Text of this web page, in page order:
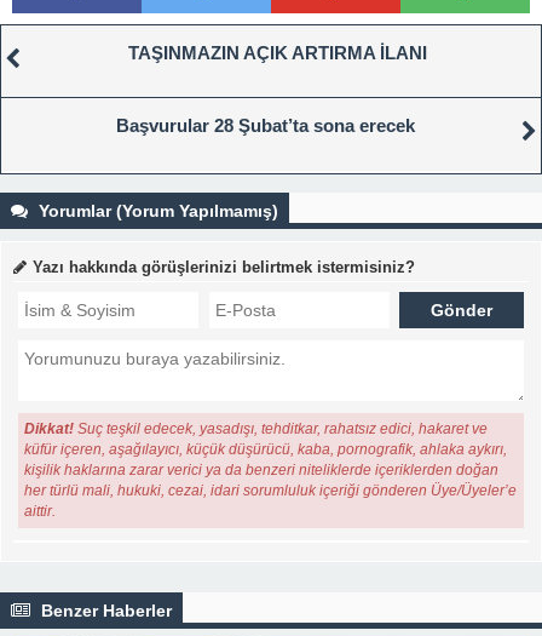
TAŞINMAZIN AÇIK ARTIRMA İLANI
Başvurular 28 Şubat’ta sona erecek
Yorumlar (Yorum Yapılmamış)
Yazı hakkında görüşlerinizi belirtmek istermisiniz?
Dikkat! Suç teşkil edecek, yasadışı, tehditkar, rahatsız edici, hakaret ve
küfür içeren, aşağılayıcı, küçük düşürücü, kaba, pornografik, ahlaka aykırı,
kişilik haklarına zarar verici ya da benzeri niteliklerde içeriklerden doğan
her türlü mali, hukuki, cezai, idari sorumluluk içeriği gönderen Üye/Üyeler’e
aittir.
Benzer Haberler